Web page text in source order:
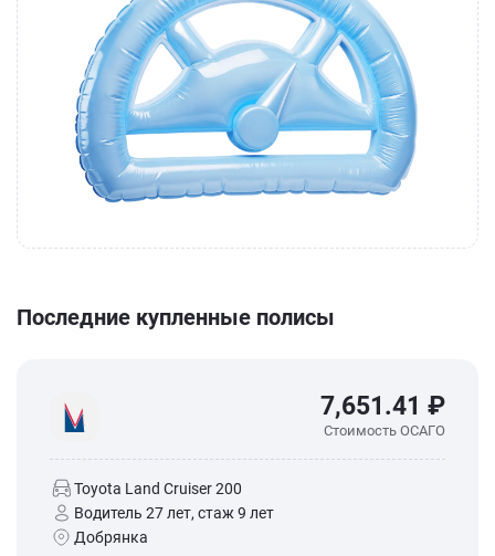
Последние купленные полисы
7,651.41 ₽
Стоимость ОСАГО
Toyota Land Cruiser 200
Водитель 27 лет, стаж 9 лет
Добрянка